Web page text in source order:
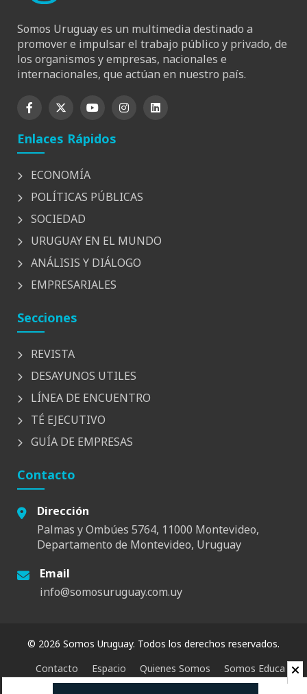
Somos Uruguay es un multimedia destinado a
promover e impulsar el trabajo público y privado, de
los organismos y empresas, nacionales e
internacionales, que actúan en nuestro país.
Enlaces Rápidos
ECONOMÍA
POLÍTICAS PÚBLICAS
SOCIEDAD
URUGUAY EN EL MUNDO
ANÁLISIS Y DIÁLOGO
EMPRESARIALES
Secciones
REVISTA
DESAYUNOS UTILES
LÍNEA DE ENCUENTRO
TÉ EJECUTIVO
GUÍA DE EMPRESAS
Contacto
Dirección
Palmas y Ombúes 5764, 11000 Montevideo,
Departamento de Montevideo, Uruguay
Email
info@somosuruguay.com.uy
© 2026 Somos Uruguay. Todos los derechos reservados.
Contacto
Espacio Quienes Somos Somos Educa